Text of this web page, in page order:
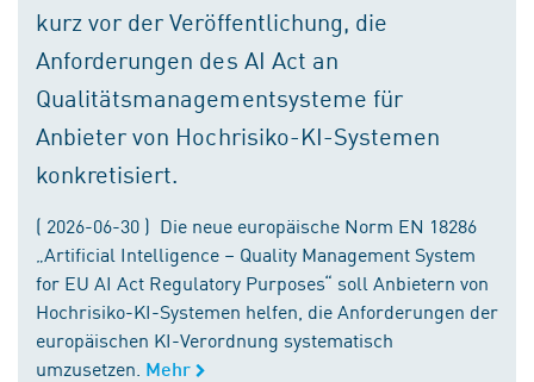
kurz vor der Veröffentlichung, die
Anforderungen des AI Act an
Qualitätsmanagementsysteme für
Anbieter von Hochrisiko-KI-Systemen
konkretisiert.
( 2026-06-30 ) Die neue europäische Norm EN 18286
„Artificial Intelligence – Quality Management System
for EU AI Act Regulatory Purposes“ soll Anbietern von
Hochrisiko-KI-Systemen helfen, die Anforderungen der
europäischen KI-Verordnung systematisch
umzusetzen. Mehr